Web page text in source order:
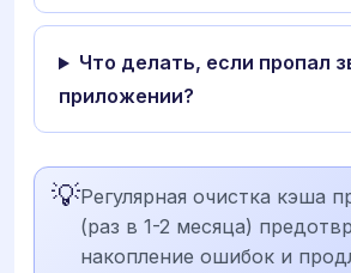
Что делать, если пропал
приложении?
💡Регулярная очистка кэша
(раз в 1-2 месяца)
накопление ошибок и